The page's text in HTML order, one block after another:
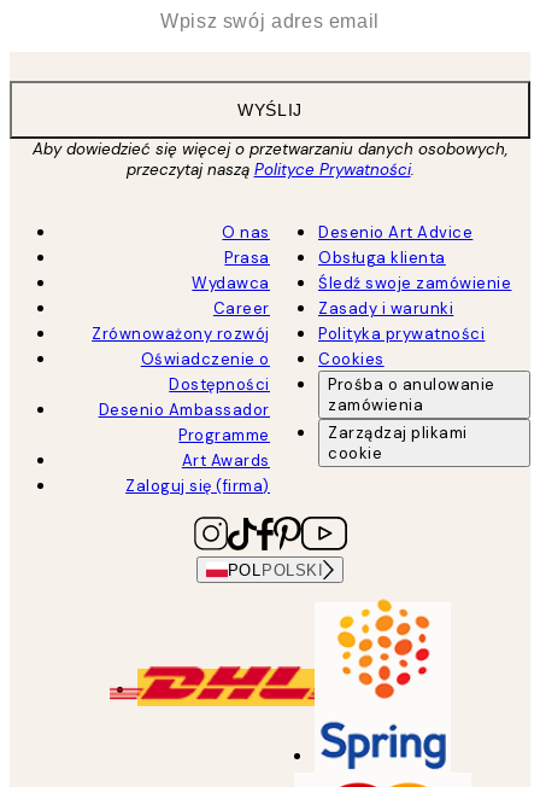
WYŚLIJ
Aby dowiedzieć się więcej o przetwarzaniu danych osobowych,
przeczytaj naszą Polityce Prywatności.
O nas
Prasa
Wydawca
Career
Zrównoważony rozwój
Oświadczenie o
Dostępności
Desenio Ambassador
Programme
Art Awards
Zaloguj się (firma)
Desenio Art Advice
Obsługa klienta
Śledź swoje zamówienie
Zasady i warunki
Polityka prywatności
Cookies
Prośba o anulowanie
zamówienia
Zarządzaj plikami
cookie
POL POLSKI